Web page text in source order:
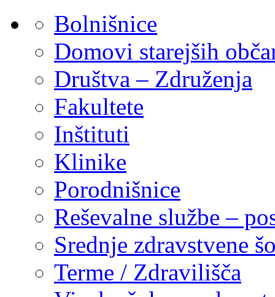
Bolnišnice
Domovi starejših
Društva – Združenja
Fakultete
Inštituti
Klinike
Porodnišnice
Reševalne službe –
Srednje zdravstvene
Terme / Zdravilišča